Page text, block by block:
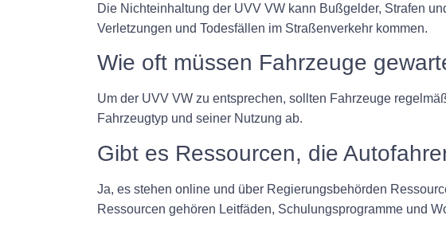
Die Nichteinhaltung der UVV VW kann Bußgelder, Strafen
Verletzungen und Todesfällen im Straßenverkehr kommen.
Wie oft müssen Fahrzeuge
Um der UVV VW zu entsprechen, sollten Fahrzeuge
Fahrzeugtyp und seiner Nutzung ab.
Gibt es Ressourcen, die
Ja, es stehen online und über Regierungsbehörden
Ressourcen gehören Leitfäden, Schulungsprogramme und